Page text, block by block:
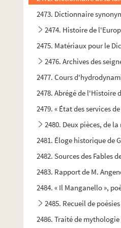
2473. Dictionnaire
2474. Histoire de
2475. Matériaux pour le
2476. Archives des
2477. Cours
2478. Abrégé de l'Histoire
2479. « État des services
2480. Deux pièces, de
2481. Éloge historique de
2482. Sources des Fables
2483. Rapport de M.
2484. « Il Manganello »,
2485. Recueil de
2486. Traité de mythologie